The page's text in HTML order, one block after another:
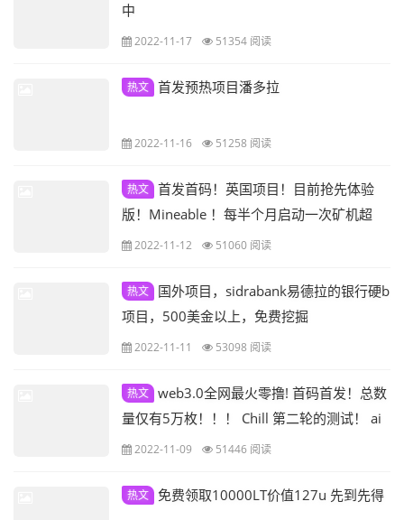
中
2022-11-17 51354 阅读
热文 首发预热项目潘多拉
2022-11-16 51258 阅读
热文 首发首码！英国项目！目前抢先体验
版！Mineable ！每半个月启动一次矿机超
频！快来吃肉！注册即送200叨算力矿机！
170$到200$一个！
2022-11-12 51060 阅读
热文
国外项目，sidrabank易德拉的银行硬b
项目，500美金以上，免费挖掘
2022-11-11 53098 阅读
热文 web3.0全网最火零撸! 首码首发！总数
量仅有5万枚！！！ Chill 第二轮的测试！ ai
识别注册免费铸造 mint 一个nft! 潜在价值
2022-11-09 51446 阅读
热文 免费领取10000LT价值127u 先到先得